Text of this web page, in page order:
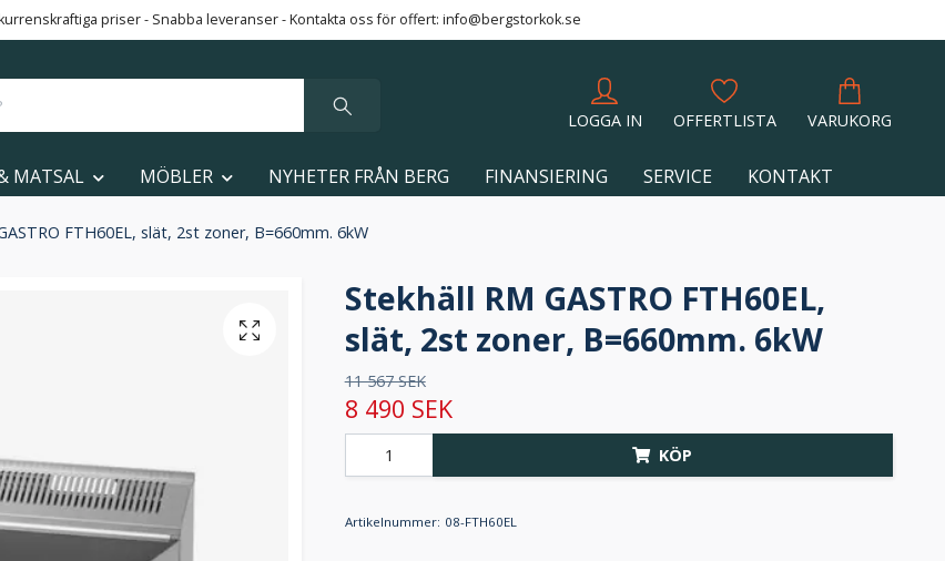
priser - Snabba leveranser - Kontakta oss för offert: info@bergstorkok.se
LOGGA IN OFFERTLISTA VARUKORG
MATSAL MÖBLER NYHETER FRÅN BERG FINANSIERING SERVICE KONTAKT
FTH60EL, slät, 2st zoner, B=660mm. 6kW
Stekhäll RM GASTRO FTH60EL,
slät, 2st zoner, B=660mm. 6kW
11 567 SEK
8 490 SEK
KÖP
Artikelnummer: 08-FTH60EL